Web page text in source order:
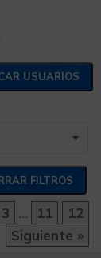
3 … 11
12
Siguiente »